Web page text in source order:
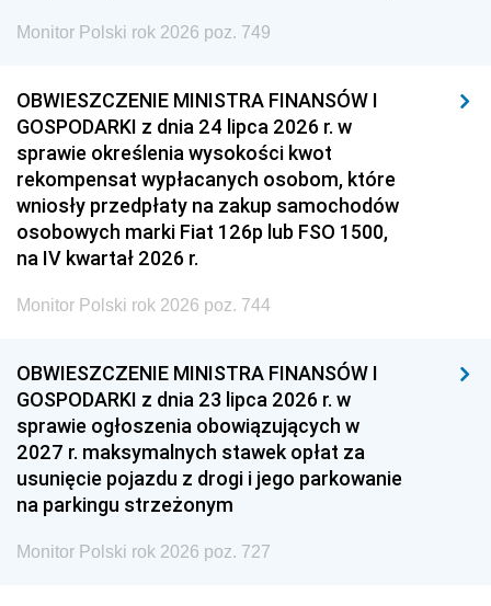
Monitor Polski rok 2026 poz. 749
OBWIESZCZENIE MINISTRA FINANSÓW I
GOSPODARKI z dnia 24 lipca 2026 r. w
sprawie określenia wysokości kwot
rekompensat wypłacanych osobom, które
wniosły przedpłaty na zakup samochodów
osobowych marki Fiat 126p lub FSO 1500,
na IV kwartał 2026 r.
Monitor Polski rok 2026 poz. 744
OBWIESZCZENIE MINISTRA FINANSÓW I
GOSPODARKI z dnia 23 lipca 2026 r. w
sprawie ogłoszenia obowiązujących w
2027 r. maksymalnych stawek opłat za
usunięcie pojazdu z drogi i jego parkowanie
na parkingu strzeżonym
Monitor Polski rok 2026 poz. 727